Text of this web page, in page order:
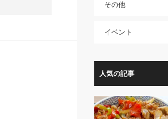
その他
イベント
人気の記事